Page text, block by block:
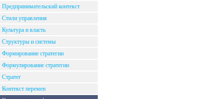
Предпринимательский контекст
Стили управления
Культура и власть
Структуры и системы
Формирование стратегии
Формулирование стратегии
Стратег
Контекст перемен